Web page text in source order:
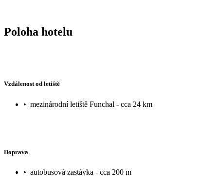
Poloha hotelu
Vzdálenost od letiště
• mezinárodní letiště Funchal - cca 24 km
Doprava
• autobusová zastávka - cca 200 m